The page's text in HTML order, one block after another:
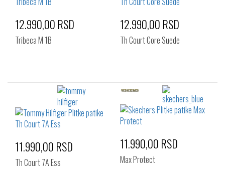
12.990,00 RSD
Tribeca M 1B
12.990,00 RSD
Th Court Core Suede
11.990,00 RSD
Th Court 7A Ess
11.990,00 RSD
Max Protect